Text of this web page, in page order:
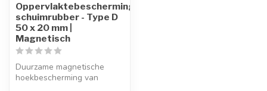
Oppervlaktebescherming
schuimrubber - Type D
50 x 20 mm |
Magnetisch
Duurzame magnetische
hoekbescherming van